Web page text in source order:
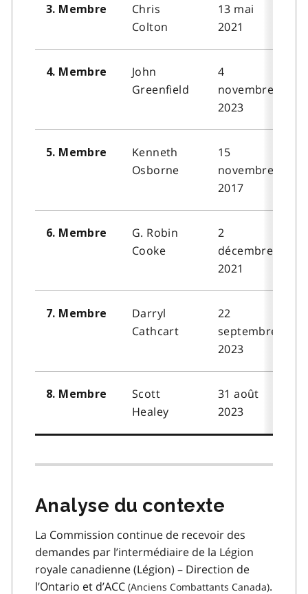
3. Membre
Chris
Colton
13 mai
2021
4. Membre
John
Greenfield
4
novembre
2023
5. Membre
Kenneth
Osborne
15
novembre
2017
6. Membre
G. Robin
Cooke
2
décembre
2021
7. Membre
Darryl
Cathcart
22
septembre
2023
8. Membre
Scott
Healey
31 août
2023
Analyse du contexte
La Commission continue de recevoir des
demandes par l’intermédiaire de la Légion
royale canadienne (Légion) – Direction de
l’Ontario et d’ACC .